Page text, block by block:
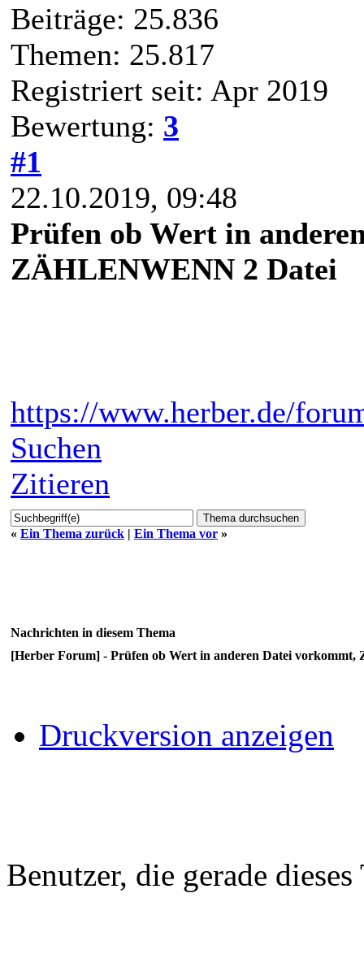
Beiträge: 25.836
Themen: 25.817
Registriert seit: Apr 2019
Bewertung: 3
#1
22.10.2019, 09:48
Prüfen ob Wert in
ZÄHLENWENN 2 Datei
https://www.herber.de/
Suchen
Zitieren
« Ein Thema zurück | Ein Thema vor »
Nachrichten in diesem Thema
[Herber Forum] - Prüfen ob Wert in anderen Datei
Druckversion anzeigen
Benutzer, die gerade